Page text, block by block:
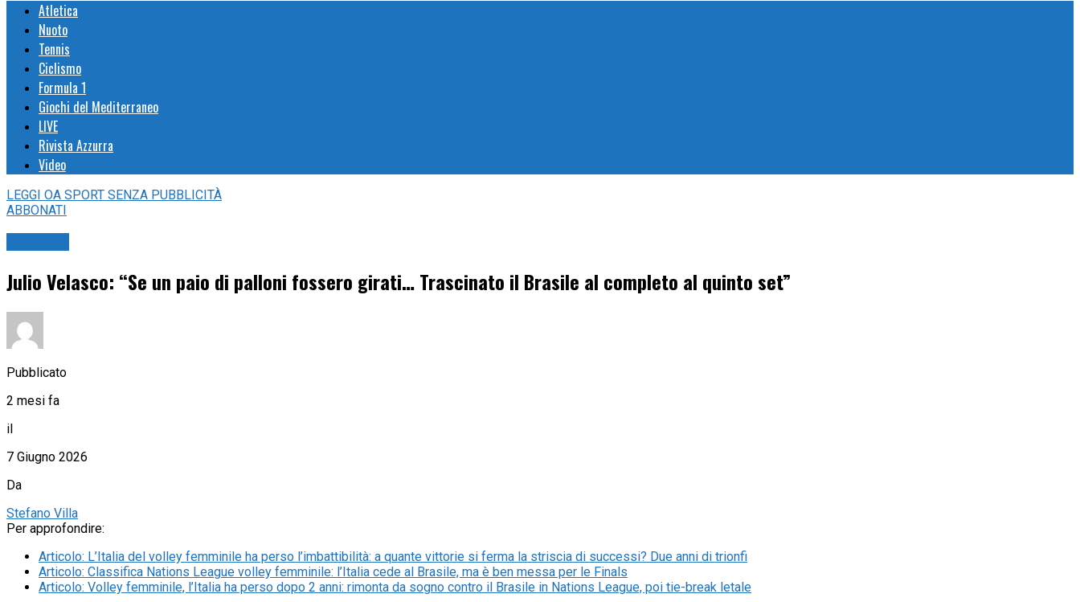
Atletica
Nuoto
Tennis
Ciclismo
Formula 1
Giochi del Mediterraneo
LIVE
Rivista Azzurra
Video
LEGGI OA SPORT SENZA PUBBLICITÀ
ABBONATI
Julio Velasco: “Se un paio di palloni fossero girati… Trascinato il Brasile al completo al quinto set”
Pubblicato
2 mesi fa
il
7 Giugno 2026
Da
Stefano Villa
Per approfondire:
Articolo: L’Italia del volley femminile ha perso l’imbattibilità: a quante vittorie si ferma la striscia di successi? Due anni di trionfi
Articolo: Classifica Nations League volley femminile: l’Italia cede al Brasile, ma è ben messa per le Finals
Articolo: Volley femminile, l’Italia ha perso dopo 2 anni: rimonta da sogno contro il Brasile in Nations League, poi tie-break letale